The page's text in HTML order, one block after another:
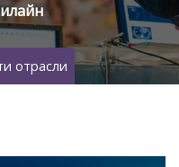
отрасли